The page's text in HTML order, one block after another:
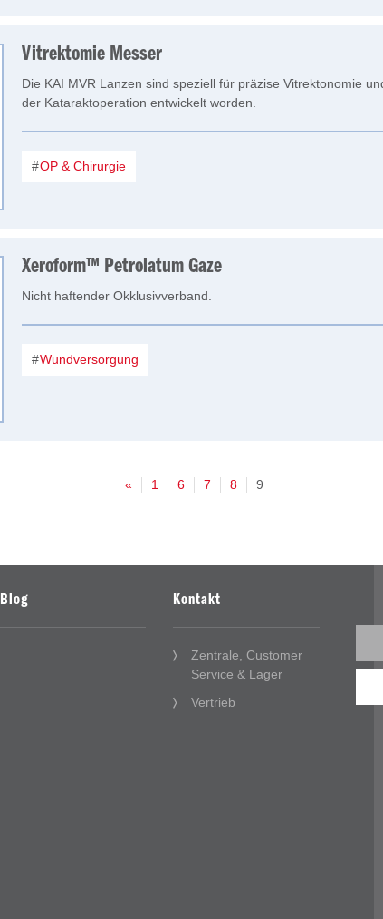
Vitrektomie Messer
Die KAI MVR Lanzen sind speziell für präzise Vitrektonomie
der Kataraktoperation entwickelt worden.
OP & Chirurgie
Xeroform™ Petrolatum Gaze
Nicht haftender Okklusivverband.
Wundversorgung
« 1 6 7 8 9
Blog Kontakt
Zentrale, Customer
Service & Lager
Vertrieb